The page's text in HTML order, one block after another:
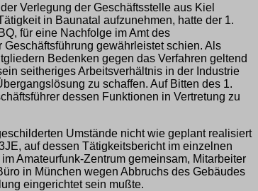
Verlegung der Geschäftsstelle aus Kiel
in Baunatal aufzunehmen, hatte der 1.
für eine Nachfolge im Amt des
gewährleistet schien. Als
Bedenken gegen das Verfahren geltend
seitheriges Arbeitsverhältnis in der Industrie
zu schaffen. Auf Bitten des 1.
dessen Funktionen in Vertretung zu
Umstände nicht wie geplant realisiert
auf dessen Tätigkeitsbericht im einzelnen
Amateurfunk-Zentrum gemeinsam, Mitarbeiter
in München wegen Abbruchs des Gebäudes
eingerichtet sein mußte.